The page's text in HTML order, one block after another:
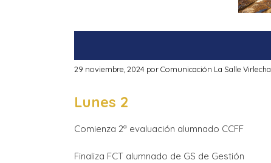
29 noviembre, 2024 porComunicación La Salle Virlecha
Lunes 2
Comienza 2ª evaluación alumnado CCFF
Finaliza FCT alumnado de GS de Gestión